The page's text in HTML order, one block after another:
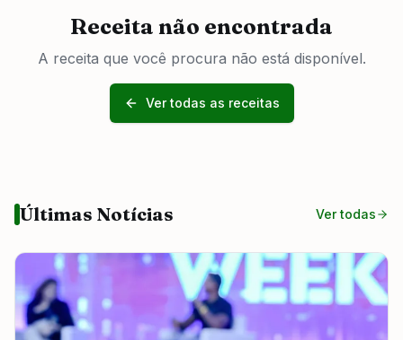
Receita não encontrada
A receita que você procura não está disponível.
Ver todas as receitas
Últimas Notícias Ver todas